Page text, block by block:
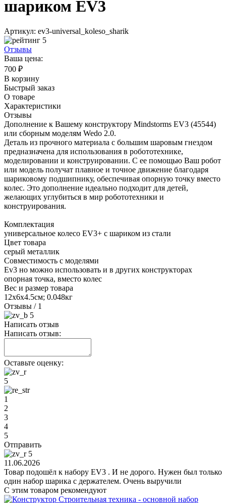
шариком EV3
Артикул: ev3-universal_koleso_sharik
5
Отзывы
Ваша цена:
700 ₽
В корзину
Быстрый заказ
О товаре
Характеристики
Отзывы
Дополнение к Вашему конструктору Mindstorms EV3 (45544)
или сборным моделям Wedo 2.0.
Деталь из прочного материала с большим шаровым гнездом
предназначена для использования в робототехнике,
моделировании и конструировании. С ее помощью Ваш робот
или модель получат плавное и точное движение благодаря
шариковому подшипнику, обеспечивая опорную точку вместо
колес. Это дополнение идеально подходит для детей,
желающих углубиться в мир робототехники и
конструирования.
Комплектация
универсальное колесо EV3+ с шариком из стали
Цвет товара
серый металлик
Совместимость с моделями
Ev3 но можно использовать и в других конструкторах
опорная точка, вместо колес
Вес и размер товара
12х6х4.5см; 0.048кг
Отзывы / 1
5
Написать отзыв
Написать отзыв:
Оставьте оценку:
5
1
2
3
4
5
Отправить
5
11.06.2026
Товар подошёл к набору EV3 . И не дорого. Нужен был только
один набор шарика с держателем. Очень выручили
С этим товаром рекомендуют